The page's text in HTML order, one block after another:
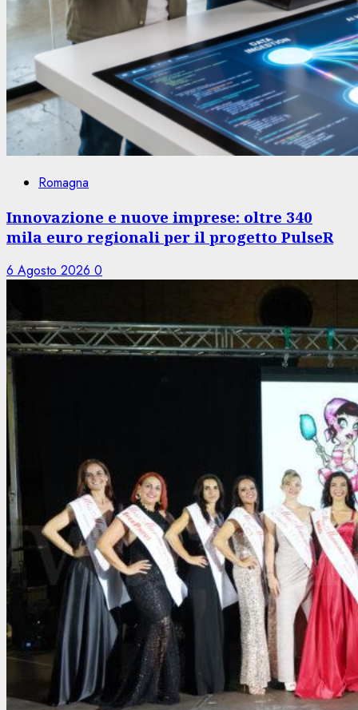
Romagna
Innovazione e nuove imprese: oltre 340
mila euro regionali per il progetto PulseR
6 Agosto 2026 0